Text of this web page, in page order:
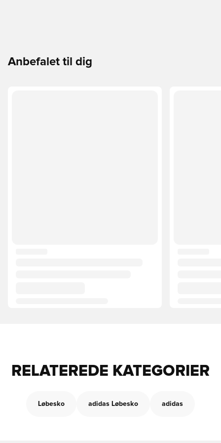
Anbefalet til dig
RELATEREDE KATEGORIER
Løbesko adidas Løbesko adidas